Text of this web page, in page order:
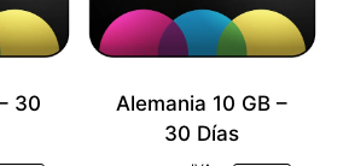
30
Alemania 10 GB –
30 Días